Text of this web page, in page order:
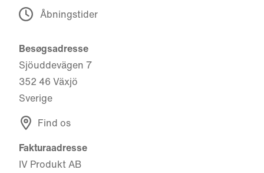
Åbningstider
Besøgsadresse
Sjöuddevägen 7
352 46 Växjö
Sverige
Find os
Fakturaadresse
IV Produkt AB